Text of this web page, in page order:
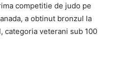
competitie de judo pe
a obtinut bronzul la
categoria veterani sub 100